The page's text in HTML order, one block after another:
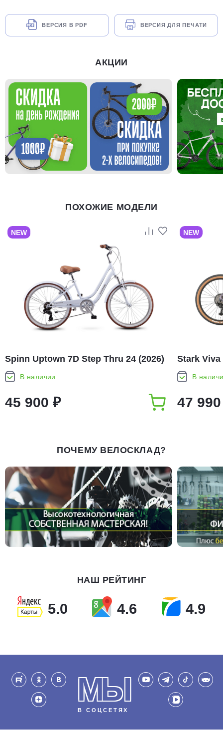
ВЕРСИЯ В PDF ВЕРСИЯ ДЛЯ ПЕЧАТИ
АКЦИИ
ПОХОЖИЕ МОДЕЛИ
NEW
Spinn Uptown 7D Step Thru 24 (2026)
В наличии
45 900 ₽
NEW
Stark Viva
В
47
ПОЧЕМУ ВЕЛОСКЛАД?
НАШ РЕЙТИНГ
5.0 4.6 4.9
МЫ
В СОЦСЕТЯХ